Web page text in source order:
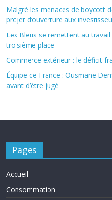
Malgré les menaces de boycott
projet d’ouverture aux
Les Bleus se remettent au
troisième place
Commerce extérieur : le déficit
Équipe de France : Ousmane
avant d’être jugé
Pages
Accueil
Consommation